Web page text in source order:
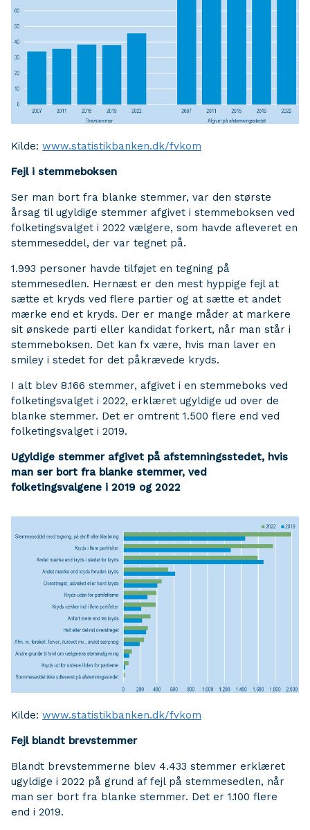
Kilde: www.statistikbanken.dk/fvkom
Fejl i stemmeboksen
Ser man bort fra blanke stemmer, var den største
årsag til ugyldige stemmer afgivet i stemmeboksen ved
folketingsvalget i 2022 vælgere, som havde afleveret en
stemmeseddel, der var tegnet på.
1.993 personer havde tilføjet en tegning på
stemmesedlen. Hernæst er den mest hyppige fejl at
sætte et kryds ved flere partier og at sætte et andet
mærke end et kryds. Der er mange måder at markere
sit ønskede parti eller kandidat forkert, når man står i
stemmeboksen. Det kan fx være, hvis man laver en
smiley i stedet for det påkrævede kryds.
I alt blev 8.166 stemmer, afgivet i en stemmeboks ved
folketingsvalget i 2022, erklæret ugyldige ud over de
blanke stemmer. Det er omtrent 1.500 flere end ved
folketingsvalget i 2019.
Ugyldige stemmer afgivet på afstemningsstedet, hvis
man ser bort fra blanke stemmer, ved
folketingsvalgene i 2019 og 2022
Kilde: www.statistikbanken.dk/fvkom
Fejl blandt brevstemmer
Blandt brevstemmerne blev 4.433 stemmer erklæret
ugyldige i 2022 på grund af fejl på stemmesedlen, når
man ser bort fra blanke stemmer. Det er 1.100 flere
end i 2019.